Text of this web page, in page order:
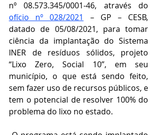
ofício nº 028/2021
– GP – CESB,
datado de 05/08/2021, para tomar
ciência da implantação do Sistema
INER de resíduos sólidos, projeto
“Lixo Zero, Social 10”, em seu
município, o que está sendo feito,
sem fazer uso de recursos públicos, e
tem o potencial de resolver 100% do
problema do lixo no estado.